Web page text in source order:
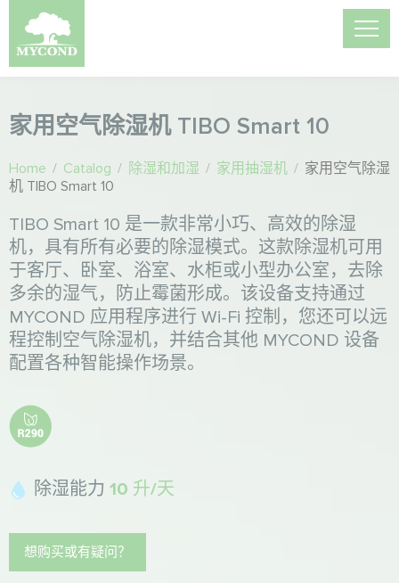
家用空气除湿机 TIBO Smart 10
Home / Catalog / 除湿和加湿 / 家用抽湿机 / 家用空气除湿
机 TIBO Smart 10
TIBO Smart 10 是一款非常小巧、高效的除湿
机，具有所有必要的除湿模式。这款除湿机可用
于客厅、卧室、浴室、水柜或小型办公室，去除
多余的湿气，防止霉菌形成。该设备支持通过
MYCOND 应用程序进行 Wi-Fi 控制，您还可以远
程控制空气除湿机，并结合其他 MYCOND 设备
配置各种智能操作场景。
除湿能力 10 升/天
想购买或有疑问？